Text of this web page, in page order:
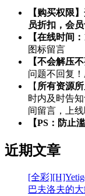
【购买权限
员折扣，会
【在线时间
图标留言
【不会解压
问题不回复
【 所有资源
时内及时告
间留言，上线
【PS：防止
近期文章
[全彩
巴夫洛夫的